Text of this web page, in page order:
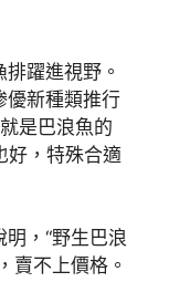
躍進視野。
優新種類推行
是巴浪魚的
好，特殊合適
，“野生巴浪
賣不上價格。